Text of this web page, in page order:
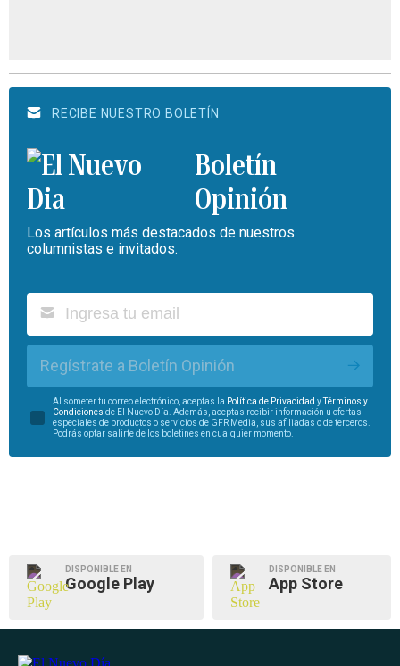
RECIBE NUESTRO BOLETÍN
Boletín
Opinión
Los artículos más destacados de nuestros
columnistas e invitados.
Regístrate a Boletín Opinión
Al someter tu correo electrónico, aceptas la Política de Privacidad yTérminos y
Condiciones de El Nuevo Día. Además, aceptas recibir información u ofertas
especiales de productos o servicios de GFR Media, sus afiliadas o de terceros.
Podrás optar salirte de los boletines en cualquier momento.
DISPONIBLE EN
Google Play
DISPONIBLE EN
App Store